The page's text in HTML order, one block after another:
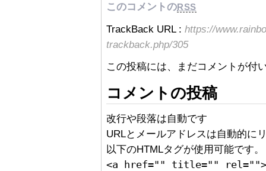
このコメントのRSS
TrackBack URL : https://
trackback.php/305
この投稿には、まだコメントが付
コメントの投稿
改行や段落は自動です
URLとメールアドレスは自動的に
以下のHTMLタグが使用可能です。
<a href="" title="" rel="">